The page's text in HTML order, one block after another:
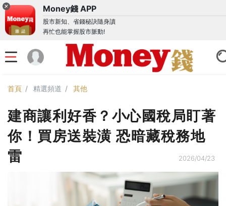
Money錢 APP
股市新知、省錢秘訣隨身讀
再忙也能掌握股市脈動!
首頁 精選頻道 其他
建商讓利好香？小心國稅局盯著
你！買房送裝潢 恐暗藏稅務地
雷
2026/04/23